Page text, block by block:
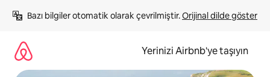
atla
Bazı bilgiler otomatik olarak çevrilmiştir. Orijinal dilde göster
Yerinizi Airbnb'ye taşıyın